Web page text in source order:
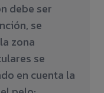
debe ser
se
zona
se
en cuenta la